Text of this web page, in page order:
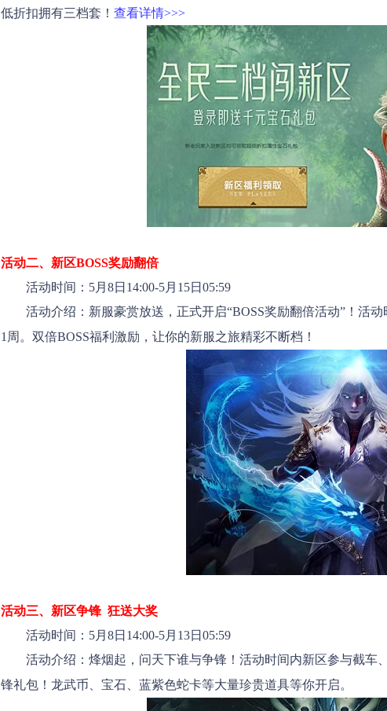
低折扣拥有三档套！ 查看详情>>>
活动二、 新区BOSS奖励翻倍
活动时间：5月8日14:00-5月15日05:59
活动介绍：新服豪赏放送，正式开启“BOSS奖励翻倍活动”！活
1周。双倍BOSS福利激励，让你的新服之旅精彩不断档！
活动三、 新区争锋  狂送大奖
活动时间：5月8日14:00-5月13日05:59
活动介绍：烽烟起，问天下谁与争锋！ 活动时间内新区参与截车
锋礼包！龙武币、宝石、蓝紫色蛇卡等大量珍贵道具等你开启。